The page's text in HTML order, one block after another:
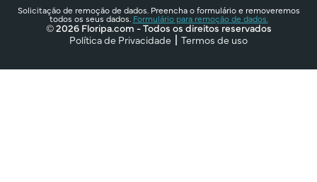
Solicitação de remoção de dados. Preencha o formulário e removeremos
todos os seus dados. Formulário para remoção de dados.
© 2026 Floripa.com - Todos os direitos reservados
Política de Privacidade
Termos de uso